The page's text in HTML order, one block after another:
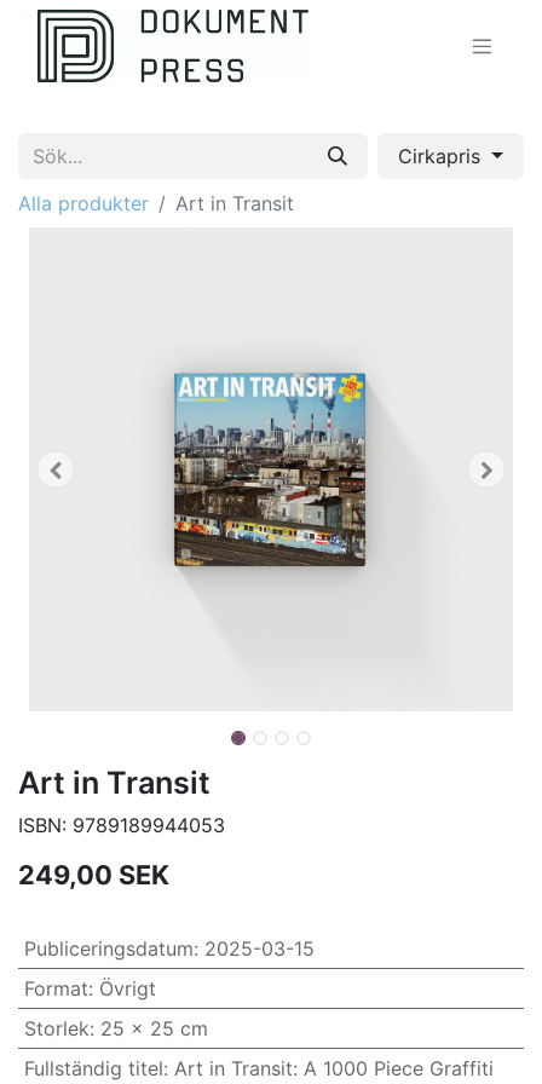
Cirkapris
Alla produkter
Art in Transit
Art in Transit
ISBN: 9789189944053
249,00 SEK
Publiceringsdatum: 2025-03-15
Format: Övrigt
Storlek: 25 x 25 cm
Fullständig titel: Art in Transit: A 1000 Piece Graffiti